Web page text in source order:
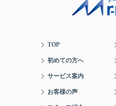
TOP
初めての方へ
サービス案内
お客様の声